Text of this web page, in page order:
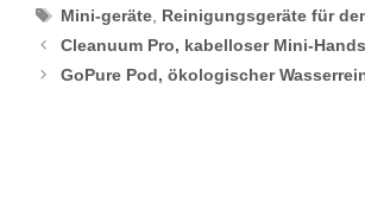
Tags
Mini-geräte Reinigungsgeräte für
Cleanuum Pro, kabelloser Mini-
GoPure Pod, ökologischer